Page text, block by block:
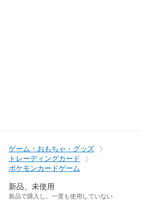
ゲーム・おもちゃ・グッズ
トレーディングカード
ポケモンカードゲーム
新品、未使用
新品で購入し、一度も使用していない